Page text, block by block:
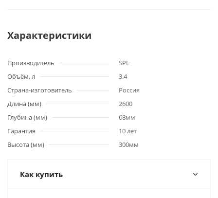
Характеристики
Производитель
SPL
Объём, л
3.4
Страна-изготовитель
Россия
Длина (мм)
2600
Глубина (мм)
68мм
Гарантия
10 лет
Высота (мм)
300мм
Как купить